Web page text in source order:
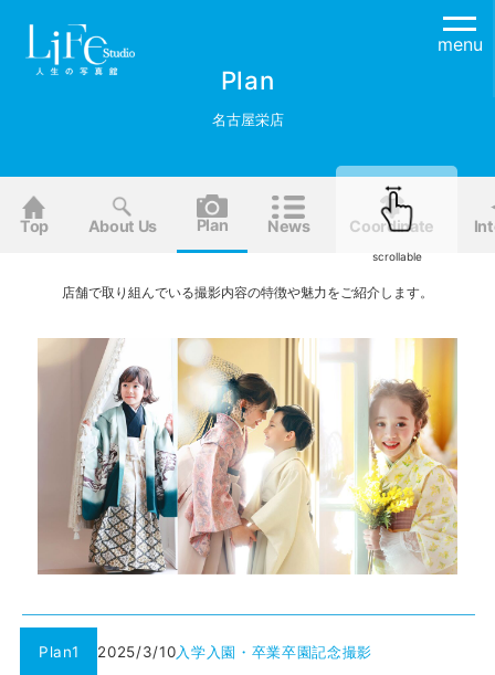
menu
Plan
名古屋栄店
Top About Us Plan News Coordinate
scrollable
店舗で取り組んでいる撮影内容の特徴や魅力をご紹介します。
Plan1 2025/3/10入学入園・卒業卒園記念撮影